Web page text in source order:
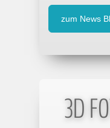
zum News
3D